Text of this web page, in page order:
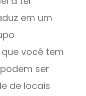
em um
você tem
ser
de locais